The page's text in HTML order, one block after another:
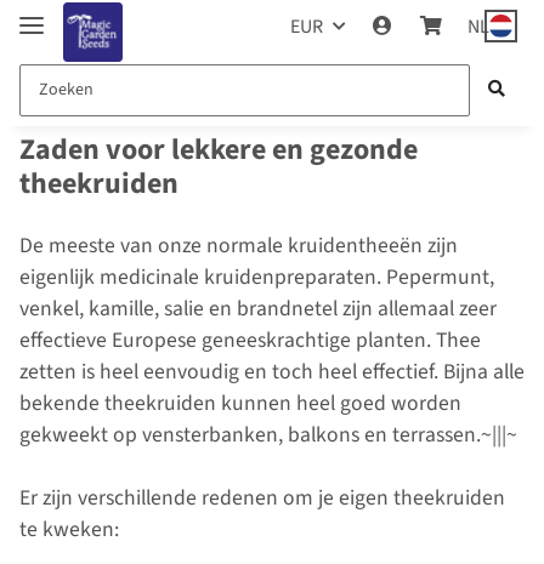
EUR NL
Zaden voor lekkere en gezonde
theekruiden
De meeste van onze normale kruidentheeën zijn
eigenlijk medicinale kruidenpreparaten. Pepermunt,
venkel, kamille, salie en brandnetel zijn allemaal zeer
effectieve Europese geneeskrachtige planten. Thee
zetten is heel eenvoudig en toch heel effectief. Bijna alle
bekende theekruiden kunnen heel goed worden
gekweekt op vensterbanken, balkons en terrassen.~|||~
Er zijn verschillende redenen om je eigen theekruiden
te kweken: